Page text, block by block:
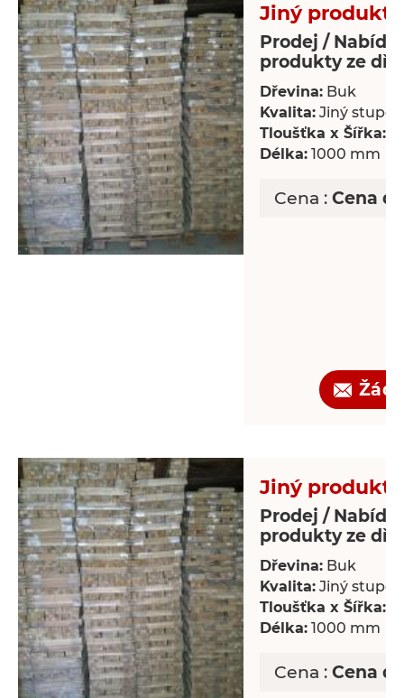
Jiný produkt
Prodej /
produkty ze
Dřevina: Buk
Kvalita: Jiný
Tloušťka x Šířka:
Délka: 1000 mm
Cena : Cena
Jiný produkt
Prodej /
produkty ze
Dřevina: Buk
Kvalita: Jiný
Tloušťka x Šířka:
Délka: 1000 mm
Cena : Cena